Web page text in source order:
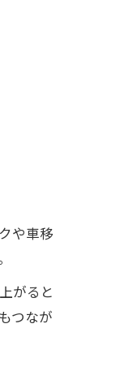
や車移
がると
つなが